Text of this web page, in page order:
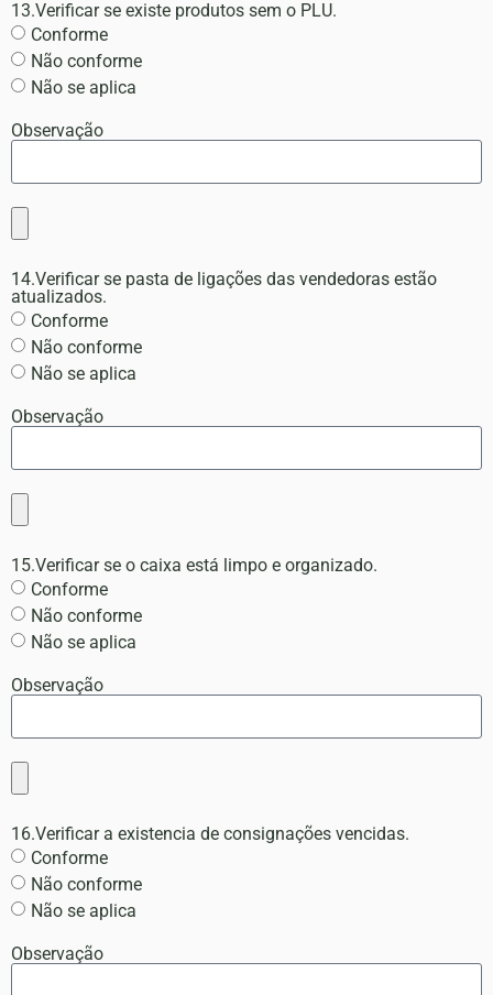
13.Verificar se existe produtos sem o PLU.
Conforme
Não conforme
Não se aplica
Observação
14.Verificar se pasta de ligações das vendedoras estão
atualizados.
Conforme
Não conforme
Não se aplica
Observação
15.Verificar se o caixa está limpo e organizado.
Conforme
Não conforme
Não se aplica
Observação
16.Verificar a existencia de consignações vencidas.
Conforme
Não conforme
Não se aplica
Observação